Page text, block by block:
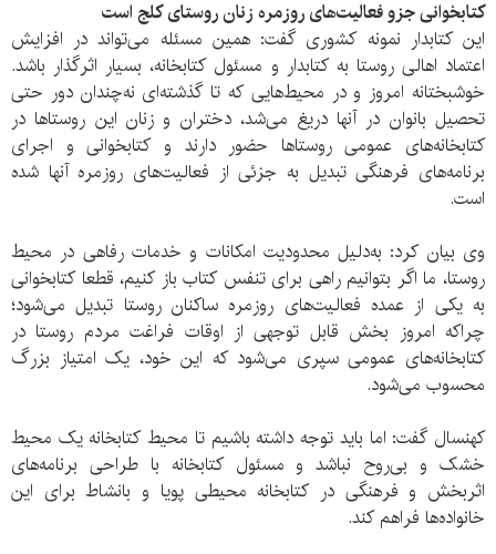
کتابخوانی جزو فعالیت‌های روزمره زنان روستای کلج است
این کتابدار نمونه کشوری گفت: همین مسئله می‌تواند در افزایش
اعتماد اهالی روستا به کتابدار و مسئول کتابخانه، بسیار اثرگذار باشد.
خوشبختانه امروز و در محیط‌هایی که تا گذشته‌ای نه‌چندان دور حتی
تحصیل بانوان در آنها دریغ می‌شد، دختران و زنان این روستا‌ها در
کتابخانه‌های عمومی روستاها حضور دارند و کتابخوانی و اجرای
برنامه‌های فرهنگی تبدیل به جزئی از فعالیت‌های روزمره آنها شده
است.
وی بیان کرد: به‌دلیل محدودیت امکانات و خدمات رفاهی در محیط
روستا، ما اگر بتوانیم راهی برای تنفس کتاب باز کنیم، قطعا کتابخوانی
به یکی از عمده فعالیت‌های روزمره ساکنان روستا تبدیل می‌شود؛
چراکه امروز بخش قابل توجهی از اوقات فراغت مردم روستا در
کتابخانه‌های عمومی سپری می‌شود که این خود، یک امتیاز بزرگ
محسوب می‌شود.
کهنسال گفت: اما باید توجه داشته باشیم تا محیط کتابخانه یک محیط
خشک و بی‌روح نباشد و مسئول کتابخانه با طراحی برنامه‌های
اثربخش و فرهنگی در کتابخانه محیطی پویا و بانشاط برای این
خانواده‌ها فراهم کند.